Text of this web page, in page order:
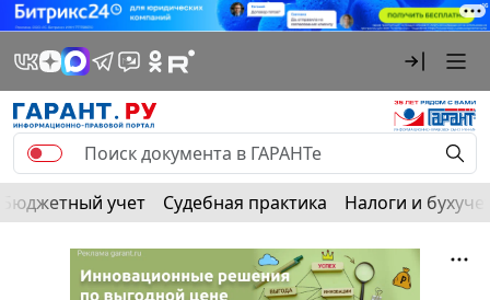
Бюджетный учет Судебная практика Налоги и